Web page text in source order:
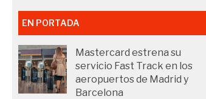
EN PORTADA
Mastercard estrena su
servicio Fast Track en los
aeropuertos de Madrid y
Barcelona